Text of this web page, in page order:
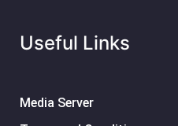
Useful Links
Media Server